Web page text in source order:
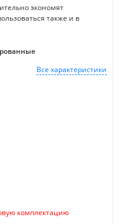
экономят
также и в
Все характеристики
комплектацию